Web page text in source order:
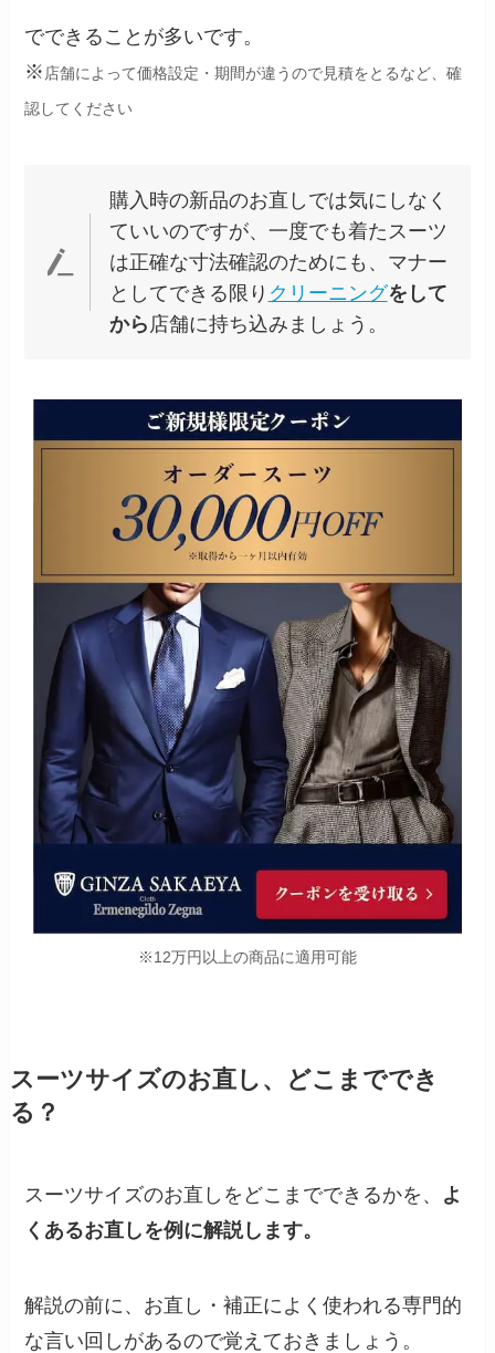
でできることが多いです。
※店舗によって価格設定・期間が違うので見積をとるなど、確
認してください
購入時の新品のお直しでは気にしなく
ていいのですが、一度でも着たスーツ
は正確な寸法確認のためにも、マナー
としてできる限り クリーニングをして
から 店舗に持ち込みましょう。
※12万円以上の商品に適用可能
スーツサイズのお直し、どこまででき
る？
スーツサイズのお直しをどこまでできるかを、 よ
くあるお直しを例に解説します。
解説の前に、お直し・補正によく使われる専門的
な言い回しがあるので覚えておきましょう。